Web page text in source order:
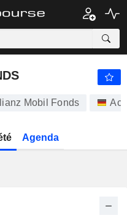
- € -
Mobil Fonds
Agenda